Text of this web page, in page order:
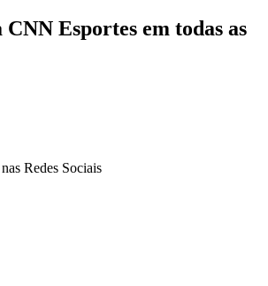
Esportes em todas as
nas Redes Sociais